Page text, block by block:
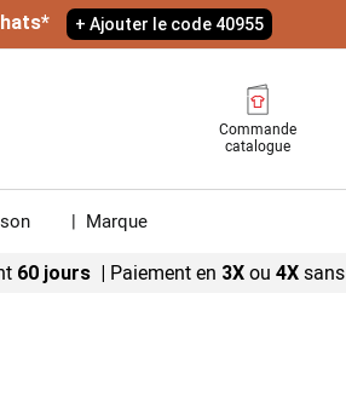
+ Ajouter le code 40955
Commande
catalogue
| Marque
60 jours | Paiement en 3X ou 4X sans